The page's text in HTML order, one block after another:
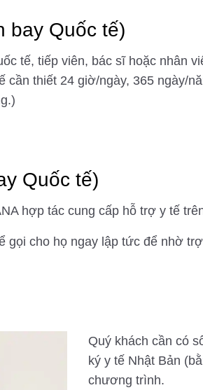
bay Quốc tế)
tế, tiếp viên, bác sĩ hoặc nhân
thiết 24 giờ/ngày, 365 ngày/
Quốc tế)
hợp tác cung cấp hỗ trợ y tế
gọi cho họ ngay lập tức để nhờ
Quý khách cần có
ký y tế Nhật Bản
chương trình.